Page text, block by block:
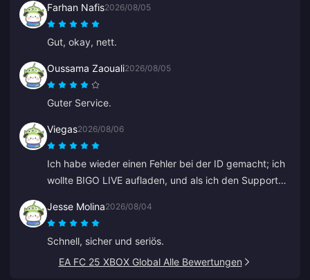
Farhan Nafis2026/08/05
Gut, okay, nett.
Oussama Zaouali2026/08/05
Guter Service.
Viegas2026/08/06
Ich habe wieder einen Fehler bei der ID gemacht; ich
wollte BIGO LIVE aufladen, und als ich den Support
ein respektvolles und nettes Team. Danke dieses Mal
an ZY.
Jesse Molina2026/08/04
Schnell, sicher und seriös.
EA FC 25 XBOX Global Alle Bewertungen